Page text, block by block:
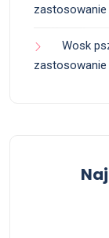
zastosowanie
Wosk
zastosowanie